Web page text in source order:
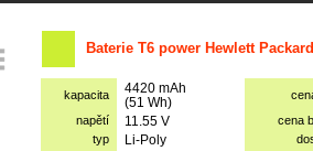
Baterie T6 power Hewlett
kapacita
4420 mAh
(51 Wh)
napětí
11.55 V
cena
typ
Li-Poly